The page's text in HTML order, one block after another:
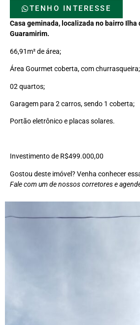
TENHO INTERESSE
Casa geminada, localizada no bairro Ilha
Guaramirim.
66,91m² de área;
Área Gourmet coberta, com churrasqueira;
02 quartos;
Garagem para 2 carros, sendo 1 coberta;
Portão eletrônico e placas solares.
Investimento de R$499.000,00
Gostou deste imóvel? Venha conhecer
Fale com um de nossos corretores e